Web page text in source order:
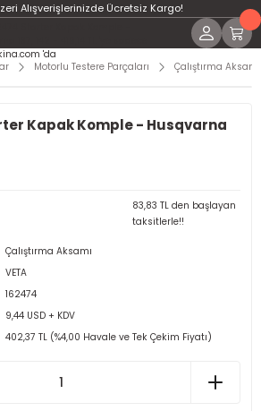
Alışverişlerinizde Ücretsiz Kargo!
Motorlu Testere Parçaları Çalıştırma Aksamı
Kapak Komple - Husqvarna
83,83 TL den başlayan
taksitlerle!!
Çalıştırma Aksamı
VETA
162474
9,44 USD + KDV
402,37 TL (%4,00 Havale ve Tek Çekim Fiyatı)